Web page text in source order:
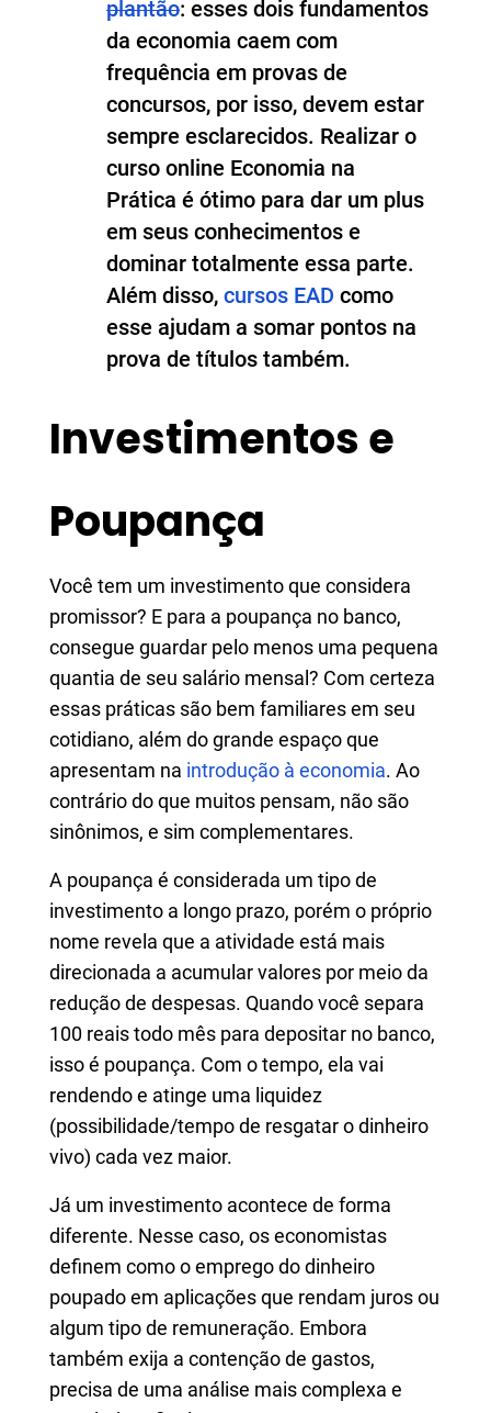
plantão: esses dois fundamentos
da economia caem com
frequência em provas de
concursos, por isso, devem estar
sempre esclarecidos. Realizar o
curso online Economia na
Prática é ótimo para dar um plus
em seus conhecimentos e
dominar totalmente essa parte.
Além disso, cursos EAD como
esse ajudam a somar pontos na
prova de títulos também.
Investimentos e
Poupança
Você tem um investimento que considera
promissor? E para a poupança no banco,
consegue guardar pelo menos uma pequena
quantia de seu salário mensal? Com certeza
essas práticas são bem familiares em seu
cotidiano, além do grande espaço que
apresentam na introdução à economia. Ao
contrário do que muitos pensam, não são
sinônimos, e sim complementares.
A poupança é considerada um tipo de
investimento a longo prazo, porém o próprio
nome revela que a atividade está mais
direcionada a acumular valores por meio da
redução de despesas. Quando você separa
100 reais todo mês para depositar no banco,
isso é poupança. Com o tempo, ela vai
rendendo e atinge uma liquidez
(possibilidade/tempo de resgatar o dinheiro
vivo) cada vez maior.
Já um investimento acontece de forma
diferente. Nesse caso, os economistas
definem como o emprego do dinheiro
poupado em aplicações que rendam juros ou
algum tipo de remuneração. Embora
também exija a contenção de gastos,
precisa de uma análise mais complexa e